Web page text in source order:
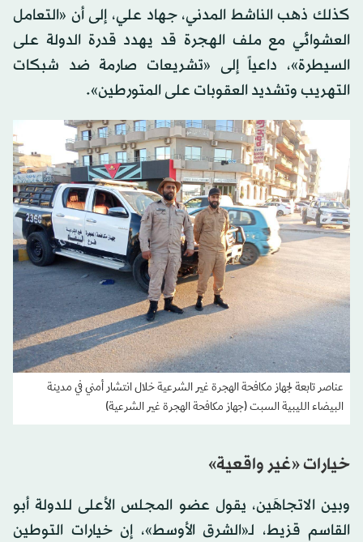
كذلك ذهب الناشط المدني، جهاد علي، إلى أن «التعامل
العشوائي مع ملف الهجرة قد يهدد قدرة الدولة على
السيطرة»، داعياً إلى «تشريعات صارمة ضد شبكات
التهريب وتشديد العقوبات على المتورطين».
عناصر تابعة لجهاز مكافحة الهجرة غير الشرعية خلال انتشار أمني في مدينة
البيضاء الليبية السبت (جهاز مكافحة الهجرة غير الشرعية)
خيارات «غير واقعية»
وبين الاتجاهَين، يقول عضو المجلس الأعلى للدولة أبو
القاسم قزيط، لـ«الشرق الأوسط»، إن خيارات التوطين